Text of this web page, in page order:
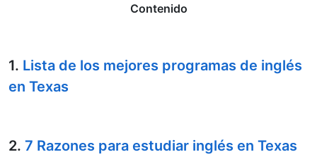
Contenido
1. Lista de los mejores programas de inglés
en Texas
2. 7 Razones para estudiar inglés en Texas